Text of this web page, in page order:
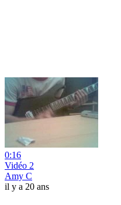
0:16
Vidéo 2
Amy C
il y a 20 ans